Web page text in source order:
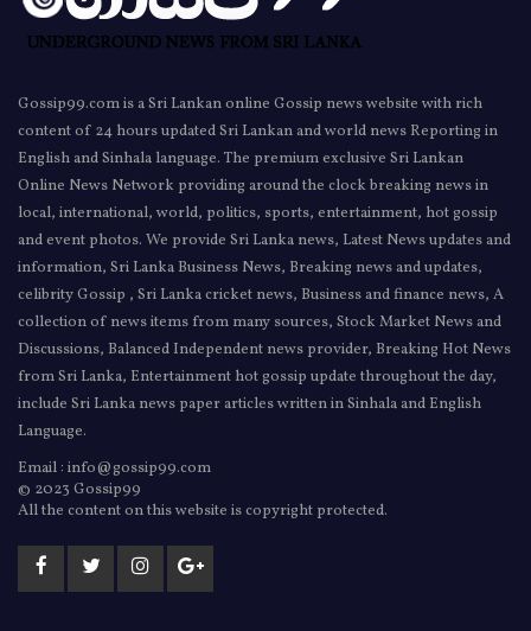
Gossip99.com is a Sri Lankan online Gossip news website with rich
content of 24 hours updated Sri Lankan and world news Reporting in
English and Sinhala language. The premium exclusive Sri Lankan
Online News Network providing around the clock breaking news in
local, international, world, politics, sports, entertainment, hot gossip
and event photos. We provide Sri Lanka news, Latest News updates and
information, Sri Lanka Business News, Breaking news and updates,
celibrity Gossip , Sri Lanka cricket news, Business and finance news, A
collection of news items from many sources, Stock Market News and
Discussions, Balanced Independent news provider, Breaking Hot News
from Sri Lanka, Entertainment hot gossip update throughout the day,
include Sri Lanka news paper articles written in Sinhala and English
Language.
Email : info@gossip99.com
© 2023 Gossip99
All the content on this website is copyright protected.